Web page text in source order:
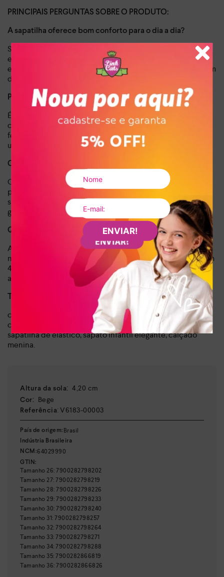
ENVIAR!
PRINCIPAIS PERGUNTAS SOBRE O PRODUTO:
A sapatilha oferece bom conforto para o dia a dia?
Sim, a Sapatilha Pink Cats possui forro em tecido com
espuma e um design de bico redondo, garantindo conforto
e bem-estar para os pés das crianças durante todo o dia, em
diversas atividades.
Para quais ocasiões este calçado é mais indicado?
É ideal para uma ampla gama de ocasiões, desde passeios
casuais e brincadeiras até eventos mais formais, como
festas de aniversário ou encontros familiares, adicionando
um toque elegante e charmoso.
Como é o ajuste da sapatilha nos pés?
O fechamento em elástico desta sapatilha Mary Jane
proporciona um ajuste prático e seguro. Ele se molda
suavemente aos pés, oferecendo firmeza sem apertar,
garantindo liberdade e segurança ao caminhar.
Qual o tipo de salto da Sapatilha Pink Cats?
A Sapatilha Pink Cats possui salto rasteiro, o que garante
máximo conforto e segurança para as crianças. Sua sola com
4.20 cm de altura adiciona leveza e ergonomia, ideal para
acompanhar os movimentos diários.
TERMOS RELACIONADOS AO PRODUTO:
calçado infantil feminino, sapatilha bege infantil, moda
criança, sapatilha mary jane, calçado escolar infantil,
sapatilha de elástico, sapato infantil elegante, calçado
menina.
Altura da sola: 4,20 cm
Cor: Bege
Referência: V6183-00003
País de origem: Brasil
Indústria Brasileira
NCM:64029990
GTIN:
Tamanho 26:7900282798202
Tamanho 27:7900282798219
Tamanho 28:7900282798226
Tamanho 29:7900282798233
Tamanho 30:7900282798240
Tamanho 31:7900282798257
Tamanho 32:7900282798264
Tamanho 33:7900282798271
Tamanho 34:7900282798288
Tamanho 35:7900282866819
Tamanho 36:7900282866826